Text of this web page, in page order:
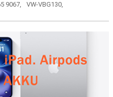
9067,
VW-VBG130,